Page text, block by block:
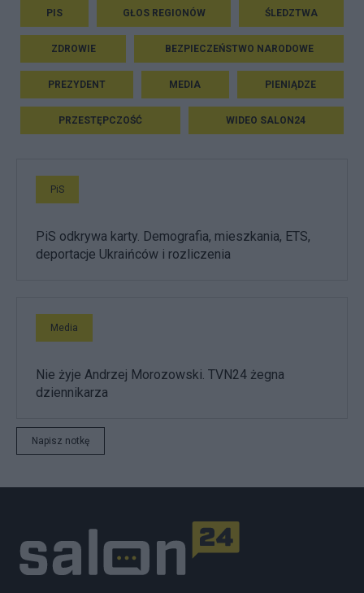
PIS GŁOS REGIONÓW ŚLEDZTWA
ZDROWIE BEZPIECZEŃSTWO NARODOWE
PREZYDENT MEDIA PIENIĄDZE
PRZESTĘPCZOŚĆ WIDEO SALON24
PiS
PiS odkrywa karty. Demografia, mieszkania, ETS,
deportacje Ukraińców i rozliczenia
Media
Nie żyje Andrzej Morozowski. TVN24 żegna
dziennikarza
Napisz notkę